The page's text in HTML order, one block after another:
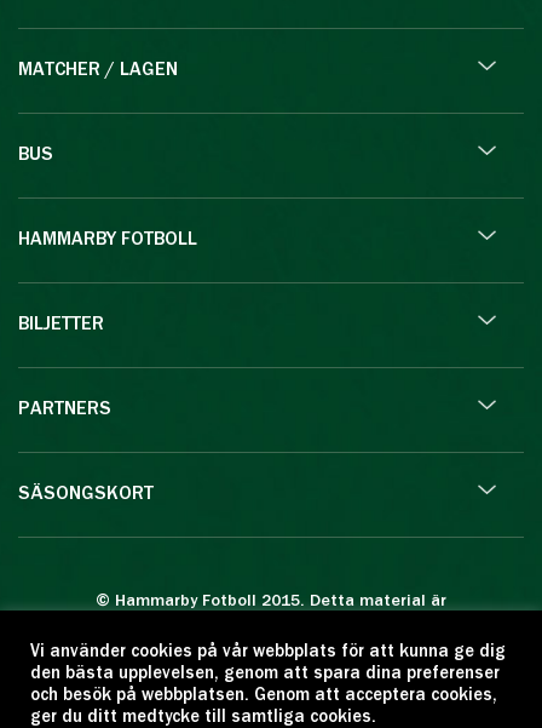
MATCHER / LAGEN
BUS
HAMMARBY FOTBOLL
BILJETTER
PARTNERS
SÄSONGSKORT
© Hammarby Fotboll 2015. Detta material är
Eftertryck eller annan kopiering är förbjuden.
Citera oss gärna men ange källan:
www.hammarbyfotboll.se. Ansvarig utgivare:
Vi använder cookies på vår webbplats för att kunna ge dig
den bästa upplevelsen, genom att spara dina preferenser
och besök på webbplatsen. Genom att acceptera cookies,
ger du ditt medtycke till samtliga cookies.